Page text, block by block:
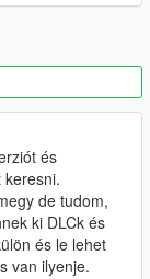
és
de tudom,
ki DLCk és
és le lehet
van ilyenje.